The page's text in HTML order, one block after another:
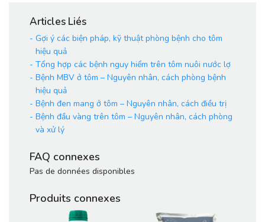
Articles Liés
- Gợi ý các biện pháp, kỹ thuật phòng bệnh cho tôm
hiệu quả
- Tổng hợp các bệnh nguy hiểm trên tôm nuôi nước lợ
- Bệnh MBV ở tôm – Nguyên nhân, cách phòng bệnh
hiệu quả
- Bệnh đen mang ở tôm – Nguyên nhân, cách điều trị
- Bệnh đầu vàng trên tôm – Nguyên nhân, cách phòng
và xử lý
FAQ connexes
Pas de données disponibles
Produits connexes